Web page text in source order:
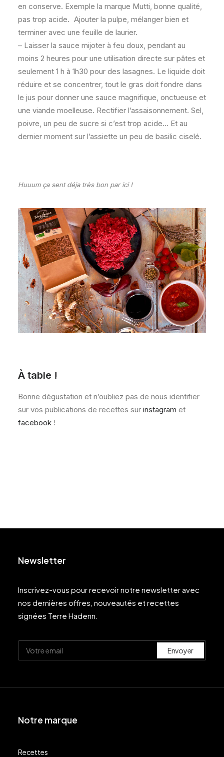
en conserve. Exemple la marque Mutti, bonne qualité,
pas trop acide. Ajouter la pulpe, mélanger bien et
terminer avec une feuille de laurier.
– Laisser la sauce mijoter à feu doux, pendant au
moins 2 heures pour une utilisation directe sur pâtes et
seulement 1 h à 1h30 pour des lasagnes. Le liquide doit
réduire et se concentrer, tout le gras doit fondre dans
le jus pour donner une sauce magnifique, onctueuse et
une viande moelleuse. Rectifier l’assaisonnement. Sel,
poivre, un peu de sucre si c’est trop acide… Et au
dernier moment sur l’assiette un peu de basilic ciselé.
Huuum ça sent déja très bon par ici !
À table !
Bonne dégustation et n’oubliez pas de nous identifier
sur vos publications de recettes sur instagram et
facebook !
Newsletter
Inscrivez-vous pour recevoir notre newsletter avec
nos dernières offres, nouveautés et recettes
signées Terre Hadenn.
Notre marque
Recettes